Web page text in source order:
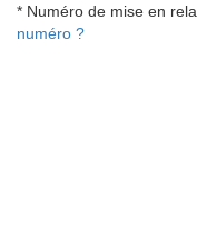
* Numéro de mise en
numéro ?